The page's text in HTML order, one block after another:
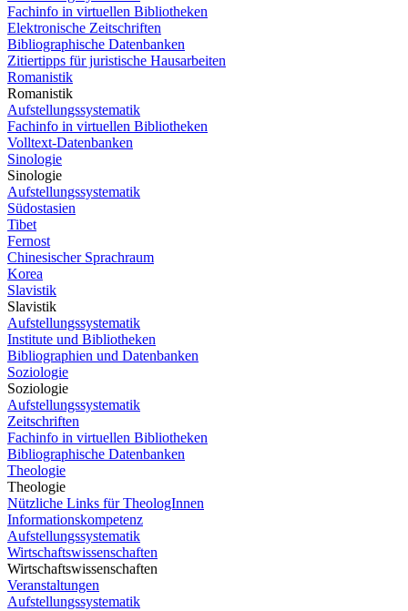
Fachinfo in virtuellen Bibliotheken
Elektronische Zeitschriften
Bibliographische Datenbanken
Zitiertipps für juristische Hausarbeiten
Romanistik
Romanistik
Aufstellungssystematik
Fachinfo in virtuellen Bibliotheken
Volltext-Datenbanken
Sinologie
Sinologie
Aufstellungssystematik
Südostasien
Tibet
Fernost
Chinesischer Sprachraum
Korea
Slavistik
Slavistik
Aufstellungssystematik
Institute und Bibliotheken
Bibliographien und Datenbanken
Soziologie
Soziologie
Aufstellungssystematik
Zeitschriften
Fachinfo in virtuellen Bibliotheken
Bibliographische Datenbanken
Theologie
Theologie
Nützliche Links für TheologInnen
Informationskompetenz
Aufstellungssystematik
Wirtschaftswissenschaften
Wirtschaftswissenschaften
Veranstaltungen
Aufstellungssystematik